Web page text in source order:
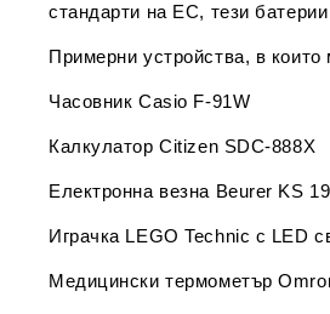
стандарти на ЕС, тези
Примерни устройства, в
Часовник Casio F-91W
Калкулатор Citizen SDC-888X
Електронна везна Beurer KS 19
Играчка LEGO Technic с LED
Медицински термометър